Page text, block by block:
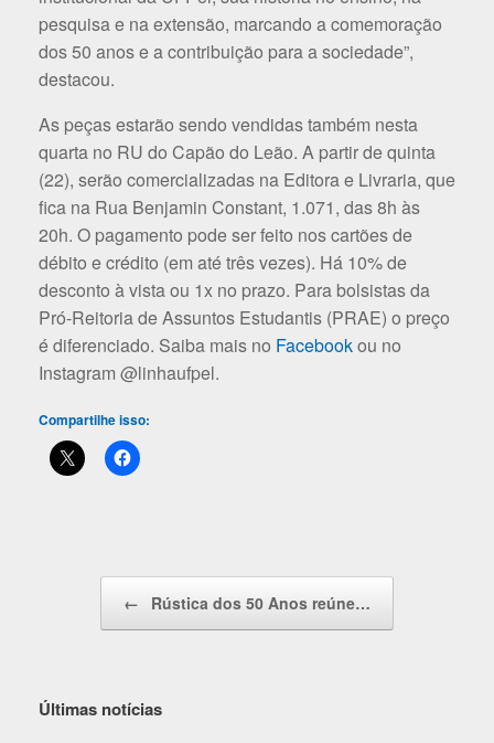
pesquisa e na extensão, marcando a comemoração
dos 50 anos e a contribuição para a sociedade”,
destacou.
As peças estarão sendo vendidas também nesta
quarta no RU do Capão do Leão. A partir de quinta
(22), serão comercializadas na Editora e Livraria, que
fica na Rua Benjamin Constant, 1.071, das 8h às
20h. O pagamento pode ser feito nos cartões de
débito e crédito (em até três vezes). Há 10% de
desconto à vista ou 1x no prazo. Para bolsistas da
Pró-Reitoria de Assuntos Estudantis (PRAE) o preço
é diferenciado. Saiba mais no Facebookou no
Instagram @linhaufpel.
Compartilhe isso:
← Rústica dos 50 Anos reúne…
Últimas notícias